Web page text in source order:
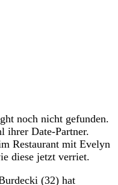
noch nicht gefunden.
ihrer Date-Partner.
Restaurant mit Evelyn
diese jetzt verriet.
(32) hat